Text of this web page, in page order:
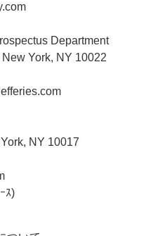
Department
York, NY 10022
NY 10017
ｽ)